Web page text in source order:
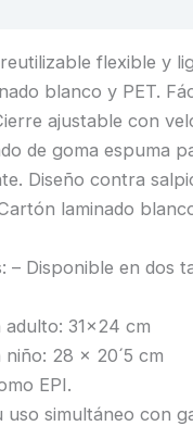
flexible y
blanco y PET.
ajustable con
de goma espuma
Diseño contra
laminado
– Disponible en dos
adulto: 31×24 cm
28 x 20´5 cm
EPI.
uso simultáneo con